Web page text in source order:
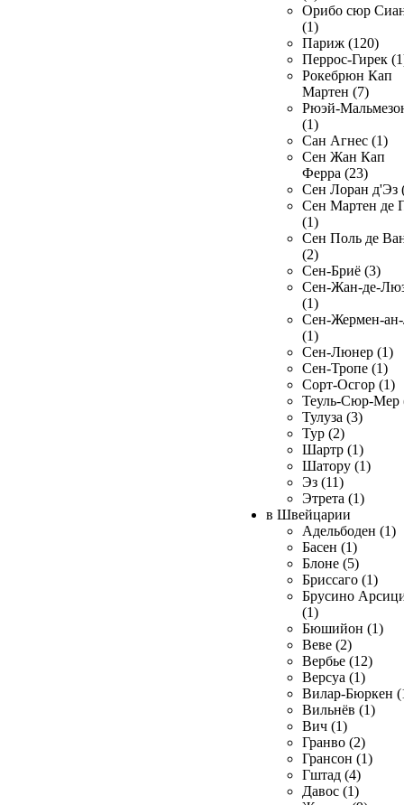
Орибо сюр
(1)
Париж (120)
Перрос-Гирек
Рокебрюн Кап
Мартен (7)
Рюэй-
(1)
Сан Агнес (1)
Сен Жан Кап
Ферра (23)
Сен Лоран д'Эз
Сен Мартен де
(1)
Сен Поль де
(2)
Сен-Бриё (3)
Сен-Жан-де-
(1)
Сен-Жермен-
(1)
Сен-Люнер (1)
Сен-Тропе (1)
Сорт-Осгор (1)
Теуль-Сюр-Мер
Тулуза (3)
Тур (2)
Шартр (1)
Шатору (1)
Эз (11)
Этрета (1)
в Швейцарии
Адельбоден (1)
Басен (1)
Блоне (5)
Бриссаго (1)
Брусино
(1)
Бюшийон (1)
Веве (2)
Вербье (12)
Версуа (1)
Вилар-Бюркен
Вильнёв (1)
Вич (1)
Гранво (2)
Грансон (1)
Гштад (4)
Давос (1)